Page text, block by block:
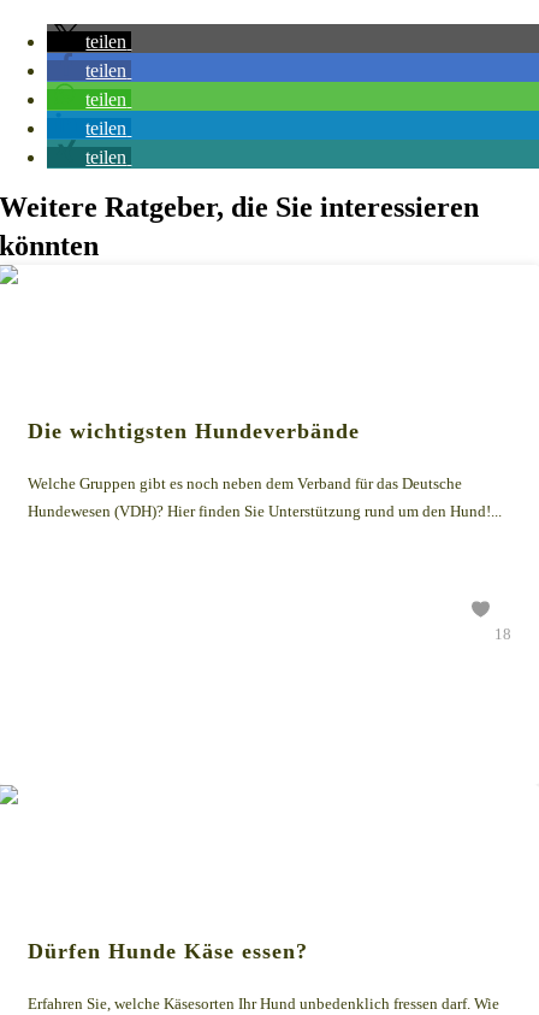
teilen
teilen
teilen
teilen
teilen
Weitere Ratgeber, die Sie interessieren
könnten
Die wichtigsten Hundeverbände
Welche Gruppen gibt es noch neben dem Verband für das Deutsche
Hundewesen (VDH)? Hier finden Sie Unterstützung rund um den Hund!...
18
Dürfen Hunde Käse essen?
Erfahren Sie, welche Käsesorten Ihr Hund unbedenklich fressen darf. Wie